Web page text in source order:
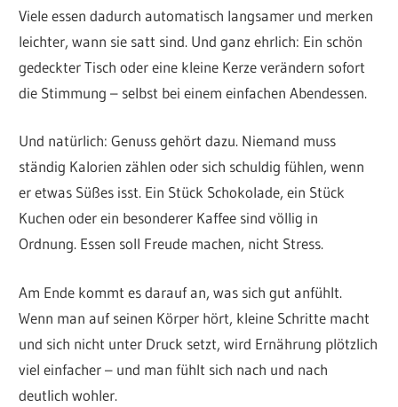
Viele essen dadurch automatisch langsamer und merken
leichter, wann sie satt sind. Und ganz ehrlich: Ein schön
gedeckter Tisch oder eine kleine Kerze verändern sofort
die Stimmung – selbst bei einem einfachen Abendessen.
Und natürlich: Genuss gehört dazu. Niemand muss
ständig Kalorien zählen oder sich schuldig fühlen, wenn
er etwas Süßes isst. Ein Stück Schokolade, ein Stück
Kuchen oder ein besonderer Kaffee sind völlig in
Ordnung. Essen soll Freude machen, nicht Stress.
Am Ende kommt es darauf an, was sich gut anfühlt.
Wenn man auf seinen Körper hört, kleine Schritte macht
und sich nicht unter Druck setzt, wird Ernährung plötzlich
viel einfacher – und man fühlt sich nach und nach
deutlich wohler.